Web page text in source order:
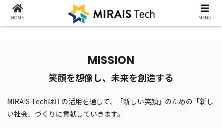
MISSION
笑顔を想像し、未来を創造する
MIRAIS TechはITの活用を通して、「新しい笑顔」のための「新し
い社会」づくりに貢献していきます。
HOME MENU